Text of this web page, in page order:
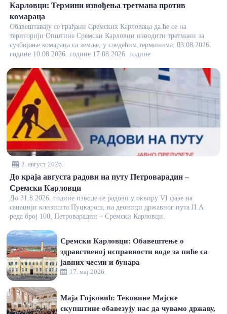
Карловци: Термини извођења третмана против
комараца
Обавештавају се грађани Сремских Карловаца да ће се на
територији Општине Сремски Карловци изводити третмани за
сузбијање комараца са земље, у следећим терминима: 03.08.2026.
године 10.08.2026. године 17.08.2026. године
2. август 2026.
До краја августа радови на путу Петроварадин –
Сремски Карловци
До 31.8.2026. године изводе се радови у оквиру VI фазе на
санацији клизишта Пуцкарош, на деоници државног пута II А
реда број 100, Петроварадин – Сремски Карловци.
17. мај 2026.
Сремски Карловци: Обавештење о
здравственој исправности воде за пиће са
јавних чесми и бунара
Маја Гојковић: Тековине Мајске
скупштине обавезују нас да чувамо државу,